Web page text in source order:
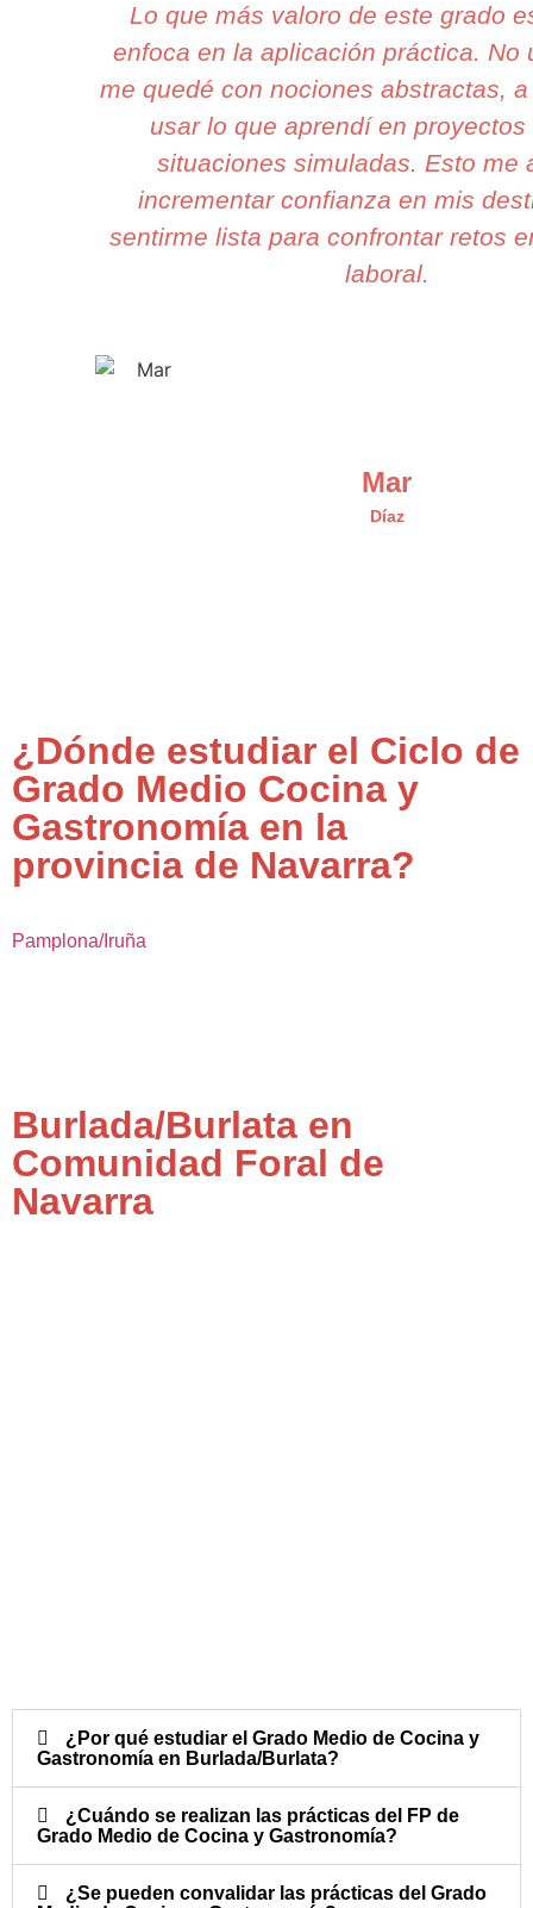
Lo que más valoro de este grado
enfoca en la aplicación práctica. No
me quedé con nociones abstractas,
usar lo que aprendí en proyectos
situaciones simuladas. Esto me
incrementar confianza en mis
sentirme lista para confrontar retos
laboral.
Mar
Díaz
¿Dónde estudiar el Ciclo de
Grado Medio Cocina y
Gastronomía en la
provincia de Navarra?
Pamplona/Iruña
Burlada/Burlata en
Comunidad Foral de
Navarra
¿Por qué estudiar el Grado Medio de Cocina y
Gastronomía en Burlada/Burlata?
¿Cuándo se realizan las prácticas del FP de
Grado Medio de Cocina y Gastronomía?​
¿Se pueden convalidar las prácticas del Grado